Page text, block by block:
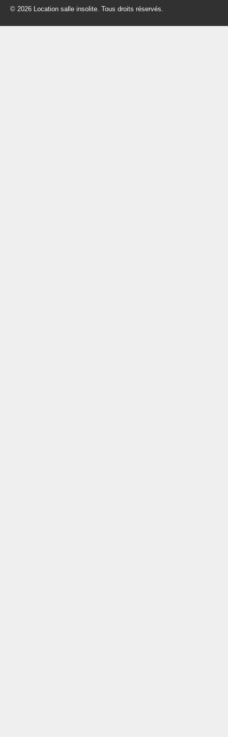
© 2026 Location salle insolite. Tous droits réservés.